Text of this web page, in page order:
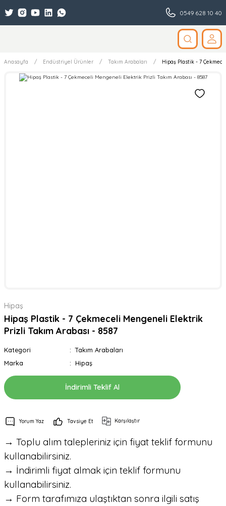
0549 628 10 40
Anasayfa Endüstriyel Ürünler Takım Arabaları Hipaş Plastik - 7
Hipaş
Hipaş Plastik - 7 Çekmeceli Mengeneli Elektrik
Prizli Takım Arabası - 8587
Kategori
Takım Arabaları
Marka
Hipaş
İndirimli Teklif Al
Yorum Yaz Tavsiye Et Karşılaştır
→ Toplu alım talepleriniz için fiyat teklif formunu
kullanabilirsiniz.
→ İndirimli fiyat almak için teklif formunu
kullanabilirsiniz.
→ Form tarafımıza ulaştıktan sonra ilgili satış